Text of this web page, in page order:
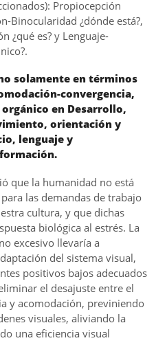
Propiocepción
Binocularidad ¿dónde está?,
¿qué es? y Lenguaje-
solamente en términos
convergencia,
en Desarrollo,
orientación y
lenguaje y
que la humanidad no está
las demandas de trabajo
cultura, y que dichas
biológica al estrés. La
excesivo llevaría a
del sistema visual,
positivos bajos adecuados
el desajuste entre el
y acomodación, previniendo
visuales, aliviando la
una eficiencia visual